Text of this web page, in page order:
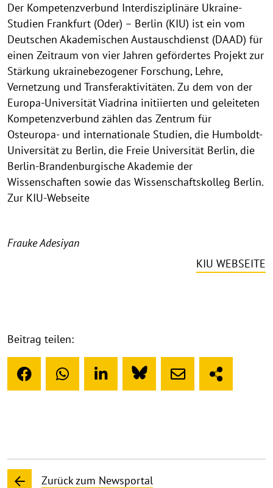
Der Kompetenzverbund Interdisziplinäre Ukraine-
Studien Frankfurt (Oder) – Berlin (KIU) ist ein vom
Deutschen Akademischen Austauschdienst (DAAD) für
einen Zeitraum von vier Jahren gefördertes Projekt zur
Stärkung ukrainebezogener Forschung, Lehre,
Vernetzung und Transferaktivitäten. Zu dem von der
Europa-Universität Viadrina initiierten und geleiteten
Kompetenzverbund zählen das Zentrum für
Osteuropa- und internationale Studien, die Humboldt-
Universität zu Berlin, die Freie Universität Berlin, die
Berlin-Brandenburgische Akademie der
Wissenschaften sowie das Wissenschaftskolleg Berlin.
Zur KIU-Webseite
Frauke Adesiyan
KIU WEBSEITE
Beitrag teilen:
Zurück zum Newsportal